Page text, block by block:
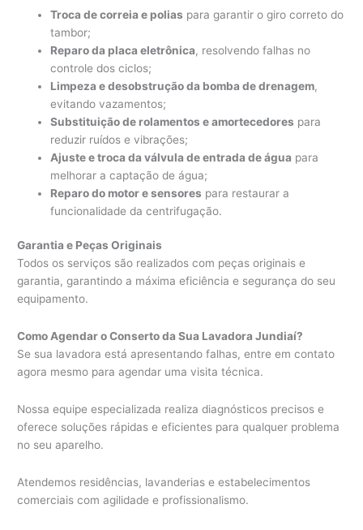
Troca de correia e polias para garantir o giro correto do
tambor;
Reparo da placa eletrônica, resolvendo falhas no
controle dos ciclos;
Limpeza e desobstrução da bomba de drenagem,
evitando vazamentos;
Substituição de rolamentos e amortecedores para
reduzir ruídos e vibrações;
Ajuste e troca da válvula de entrada de água para
melhorar a captação de água;
Reparo do motor e sensores para restaurar a
funcionalidade da centrifugação.
Garantia e Peças Originais
Todos os serviços são realizados com peças originais e
garantia, garantindo a máxima eficiência e segurança do seu
equipamento.
Como Agendar o Conserto da Sua Lavadora Jundiaí?
Se sua lavadora está apresentando falhas, entre em contato
agora mesmo para agendar uma visita técnica.
Nossa equipe especializada realiza diagnósticos precisos e
oferece soluções rápidas e eficientes para qualquer problema
no seu aparelho.
Atendemos residências, lavanderias e estabelecimentos
comerciais com agilidade e profissionalismo.